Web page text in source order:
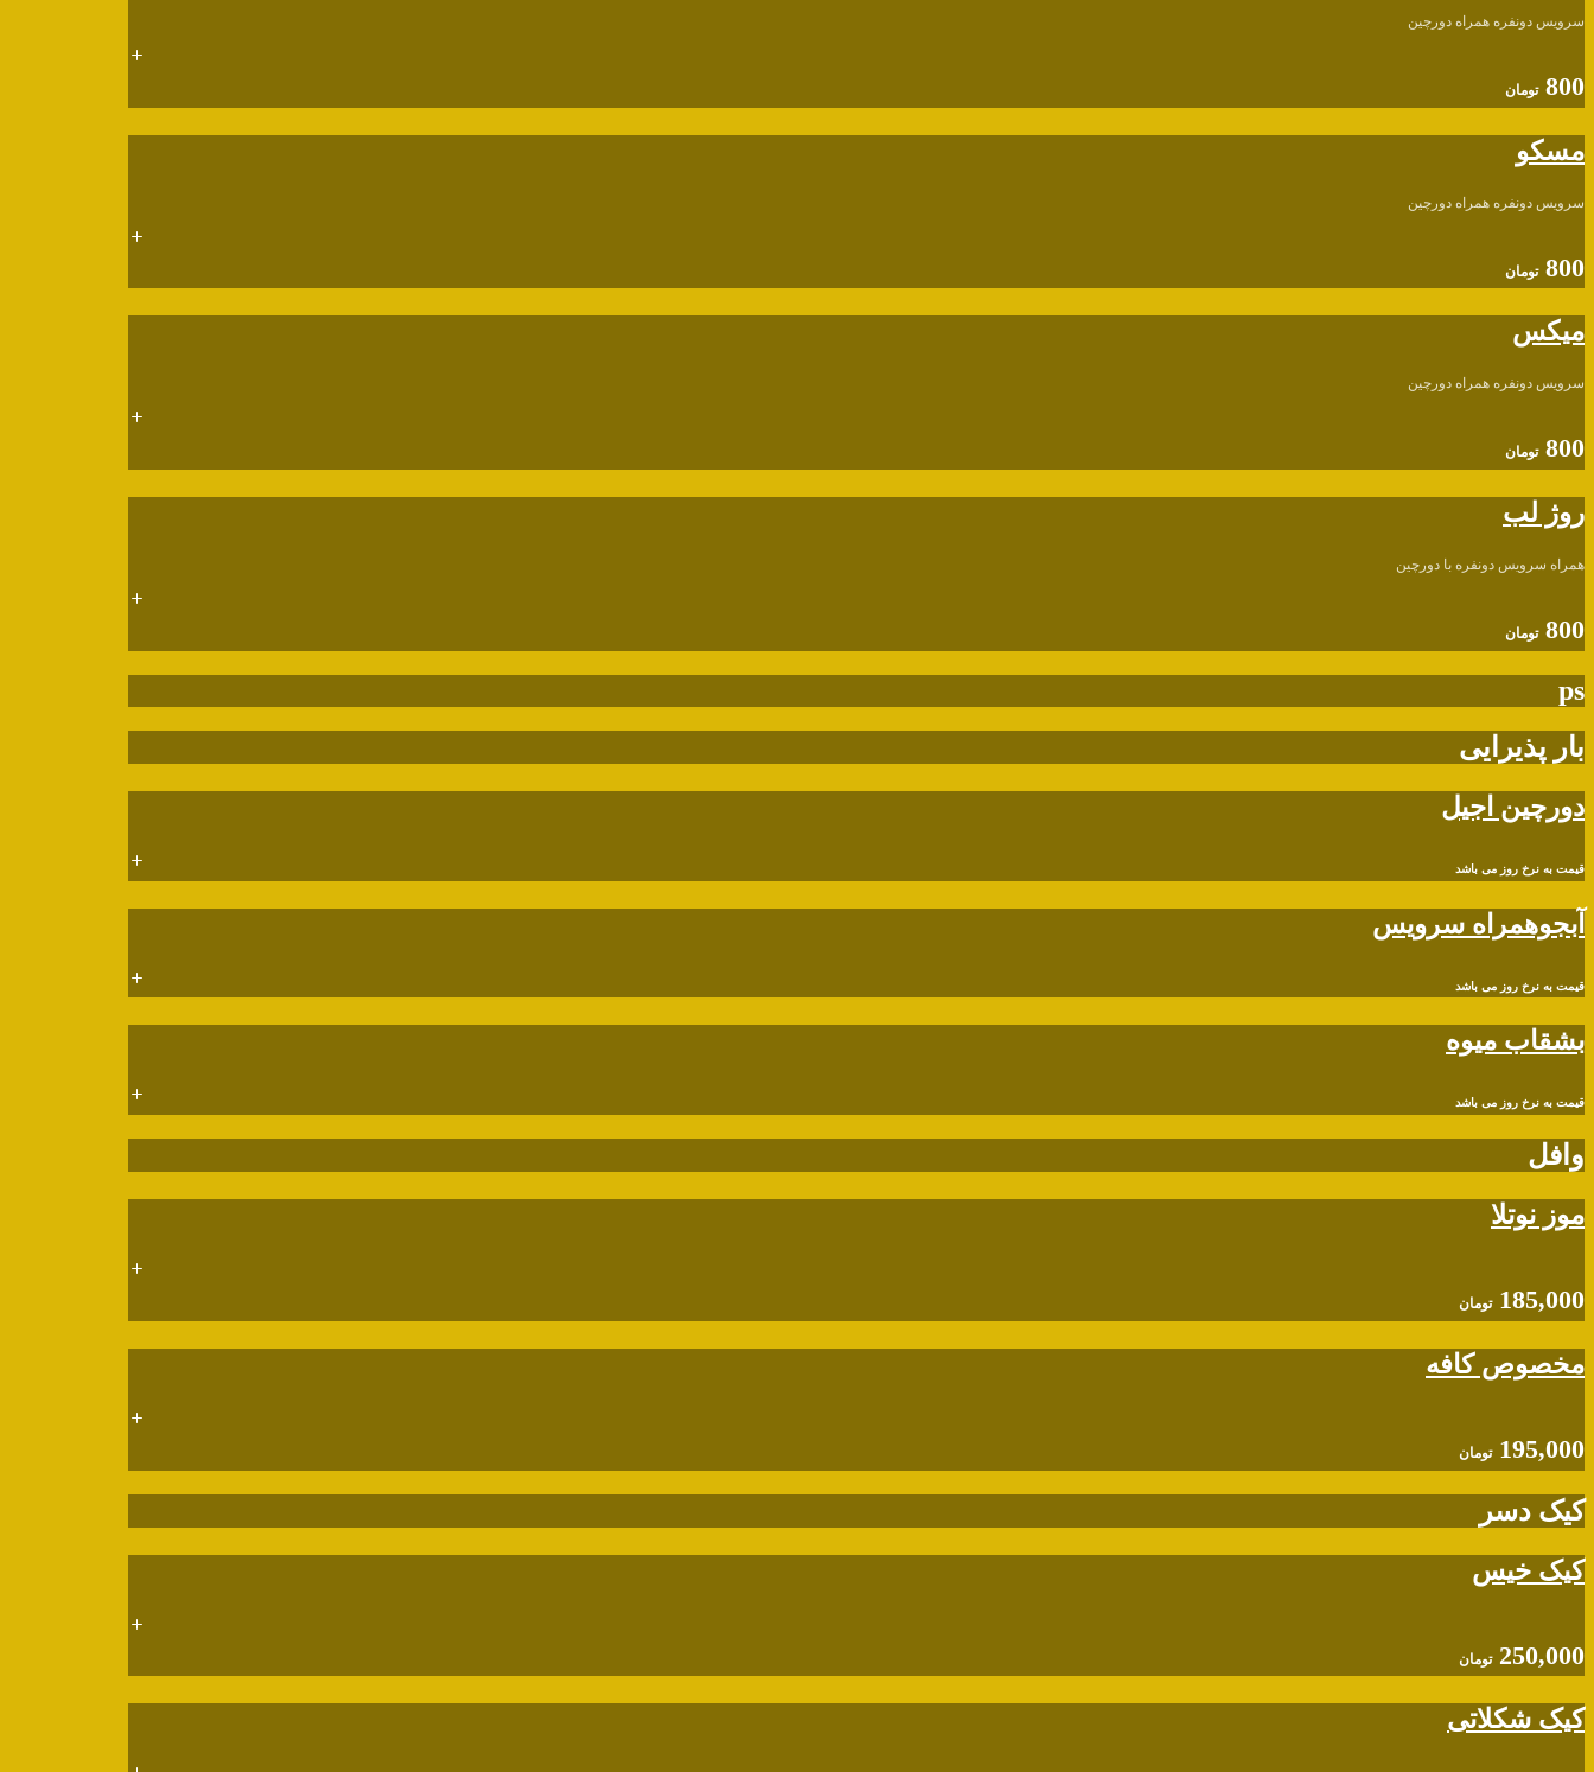
سرویس دونفره همراه دورچین
800 تومان
مسکو
سرویس دونفره همراه دورچین
800 تومان
میکس
سرویس دونفره همراه دورچین
800 تومان
روژ لب
همراه سرویس دونفره با دورچین
800 تومان
ps
بار پذیرایی
دورچین اجیل
قیمت به نرخ روز می باشد
آبجو‌همراه سرویس
قیمت به نرخ روز می باشد
بشقاب میوه
قیمت به نرخ روز می باشد
وافل
موز نوتلا
185,000 تومان
مخصوص کافه
195,000 تومان
کیک دسر
کیک خیس
250,000 تومان
کیک شکلاتی